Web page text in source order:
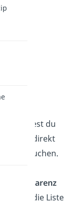
das
könntest du
einfach direkt
buchen.
Transparenz
Denn die Liste